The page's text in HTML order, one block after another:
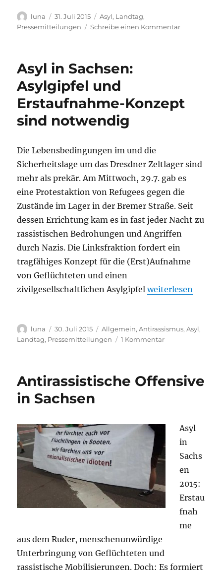
Autor
luna
Veröffentlicht
am
31. Juli 2015 Kategorien
Asyl, Landtag,
Pressemitteilungen
Schreibe einen Kommentarzu
Asyl in Sachsen:
Asylgipfel und
Erstaufnahme-Konzept
sind notwendig
Die Lebensbedingungen im und die
Sicherheitslage um das Dresdner Zeltlager sind
mehr als prekär. Am Mittwoch, 29.7. gab es
eine Protestaktion von Refugees gegen die
Zustände im Lager in der Bremer Straße. Seit
dessen Errichtung kam es in fast jeder Nacht zu
rassistischen Bedrohungen und Angriffen
durch Nazis. Die Linksfraktion fordert ein
tragfähiges Konzept für die (Erst)Aufnahme
von Geflüchteten und einen
zivilgesellschaftlichen Asylgipfel„Asyl in Sachsen:
weiterlesen
Autor
luna
Veröffentlicht
am
30. Juli 2015 Kategorien
Allgemein,Antirassismus,Asyl,
Landtag, Pressemitteilungen 1 Kommentarzu
Asylgipfel
sind
notwendig
Antirassistische Offensive
in Sachsen
Asyl
in
Sachs
en
2015:
Erstau
fnah
me
aus dem Ruder, menschenunwürdige
Unterbringung von Geflüchteten und
rassistische Mobilisierungen. Doch: Es formiert